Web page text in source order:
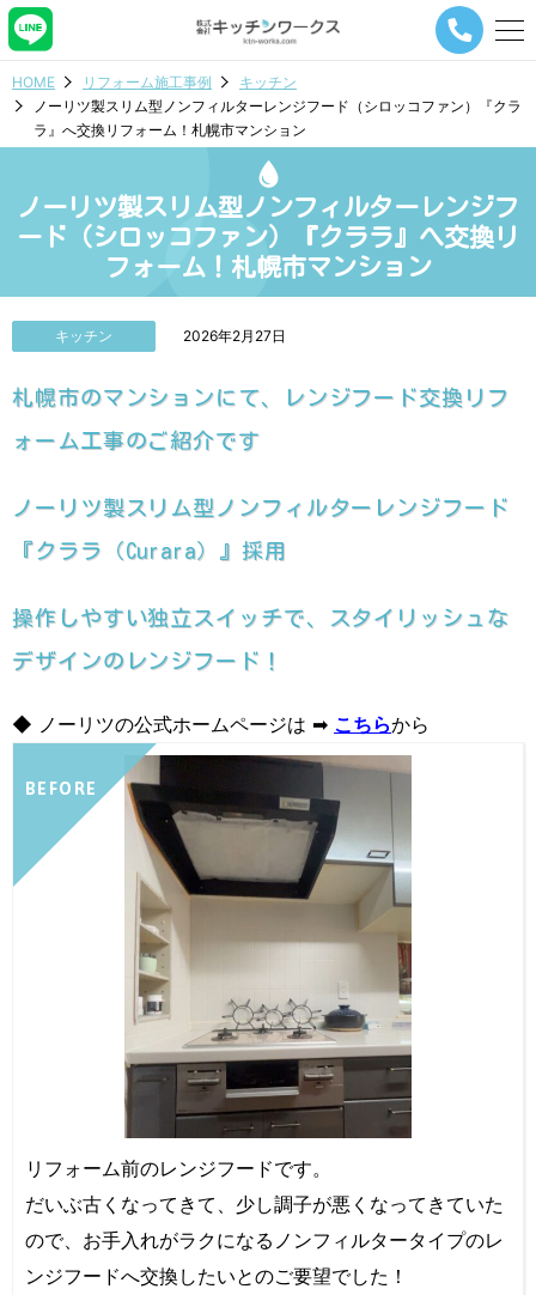
メ
ー
ビ
シ
ョ
タ
HOME リフォーム施工事例
キッチン
ノーリツ製スリム型ノンフィルターレンジフード（シロッコファン）『クラ
ラ』へ交換リフォーム！札幌市マンション
ノーリツ製スリム型ノンフィルターレンジフ
ード（シロッコファン）『クララ』へ交換リ
フォーム！札幌市マンション
キッチン 2026年2月27日
札幌市のマンションにて、レンジフード交換リフ
ォーム工事のご紹介です
ノーリツ製スリム型ノンフィルターレンジフード
『クララ（Curara）』採用
操作しやすい独立スイッチで、スタイリッシュな
デザインのレンジフード！
◆ ノーリツの公式ホームページは ➡ こちらから
BEFORE
リフォーム前のレンジフードです。
だいぶ古くなってきて、少し調子が悪くなってきていた
ので、お手入れがラクになるノンフィルタータイプのレ
ンジフードへ交換したいとのご要望でした！